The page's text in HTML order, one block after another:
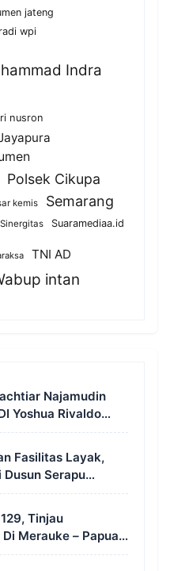
jateng
wpi
Indra
nusron
Polsek Cikupa
kemis Semarang
Sinergitas Suaramediaa.id
TNI AD
intan
Najamudin
Yoshua Rivaldo
Hukum
Fasilitas Layak,
Serapu
Tinjau
Merauke – Papua